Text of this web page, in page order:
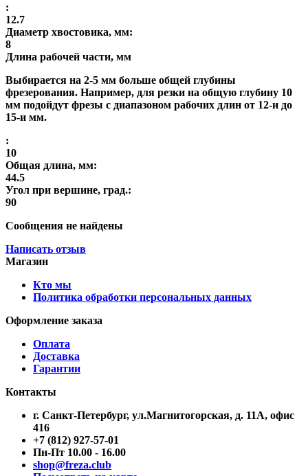
:
12.7
Диаметр хвостовика, мм:
8
Длина рабочей части, мм
Выбирается на 2-5 мм больше общей глубины
фрезерования. Например, для резки на общую глубину 10
мм подойдут фрезы с диапазоном рабочих длин от 12-и до
15-и мм.
:
10
Общая длина, мм:
44.5
Угол при вершине, град.:
90
Сообщения не найдены
Написать отзыв
Магазин
Кто мы
Политика обработки персональных данных
Оформление заказа
Оплата
Доставка
Гарантии
Контакты
г. Санкт-Петербург, ул.Магнитогорская, д. 11А, офис
416
+7 (812) 927-57-01
Пн-Пт 10.00 - 16.00
shop@freza.club